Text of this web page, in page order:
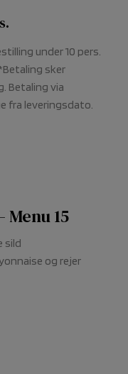
under 10 pers.
sker
Betaling via
fra leveringsdato.
15
sild
og rejer